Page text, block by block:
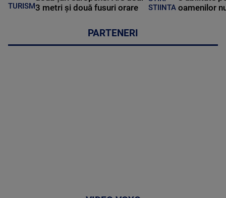
TURISM3 metri și două fusuri orare
STIINTA oamenilor
PARTENERI